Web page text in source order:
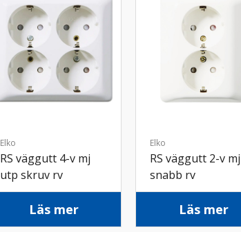
Elko
RS väggutt 4-v mj
utp skruv rv
Läs mer
Elko
RS väggutt 2-v
snabb rv
Läs mer